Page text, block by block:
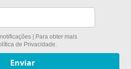
| Para obter mais
de Privacidade
Enviar